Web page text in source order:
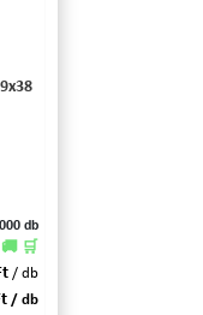
db
🛒
/ db
/ db